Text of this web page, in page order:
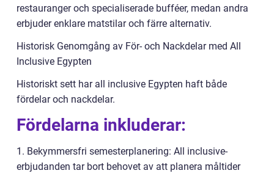
restauranger och specialiserade bufféer, medan andra
erbjuder enklare matstilar och färre alternativ.
Historisk Genomgång av För- och Nackdelar med All
Inclusive Egypten
Historiskt sett har all inclusive Egypten haft både
fördelar och nackdelar.
Fördelarna inkluderar:
1. Bekymmersfri semesterplanering: All inclusive-
erbjudanden tar bort behovet av att planera måltider